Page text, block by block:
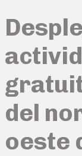
del
oeste